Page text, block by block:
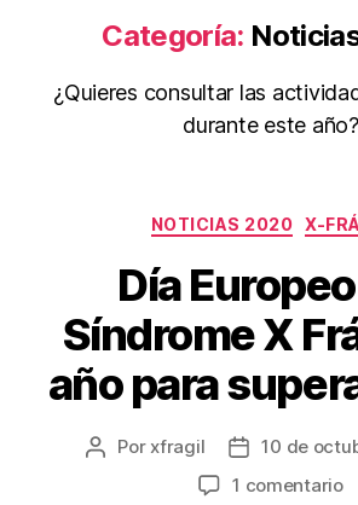
Categoría:
¿Quieres consultar las
durante este año?
NOTICIAS 2020 X-
Día
Síndrome X
año para
Porxfragil
10 de
1 comentario